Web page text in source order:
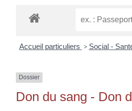
Accueil particuliers > Social -
Dossier
Don du sang - Don